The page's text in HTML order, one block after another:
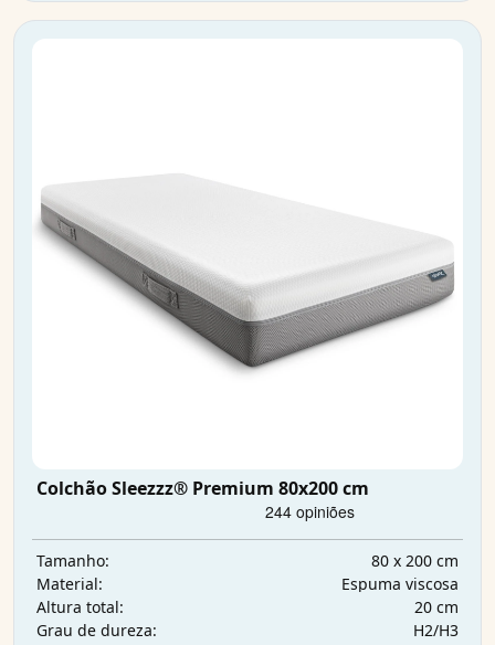
Colchão Sleezzz® Premium 80x200 cm
Tamanho:
80 x 200 cm
Material:
Espuma viscosa
Altura total:
20 cm
Grau de dureza:
H2/H3